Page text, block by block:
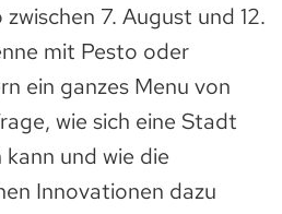
7. August und 12.
mit Pesto oder
ein ganzes Menu von
wie sich eine Stadt
und wie die
Innovationen dazu